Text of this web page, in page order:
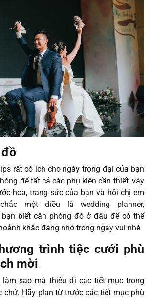
rất có ích cho ngày trọng đại của bạn
để tất cả các phụ kiện cần thiết, váy
hoa, trang sức của bạn và hội chị em
một điều là wedding planner,
bạn biết căn phòng đó ở đâu để có thể
khắc đáng nhớ trong ngày vui nhé
trình tiệc cưới phù
mời
làm sao mà thiếu đi các tiết mục trong
chứ. Hãy plan từ trước các tiết mục phù